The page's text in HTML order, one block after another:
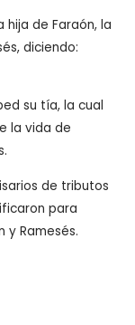
hija de Faraón, la
diciendo:
su tía, la cual
la vida de
de tributos
para
y Ramesés.